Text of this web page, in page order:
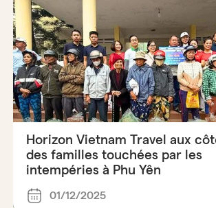
Horizon Vietnam Travel aux
des familles touchées par les
intempéries à Phu Yên
01/12/2025